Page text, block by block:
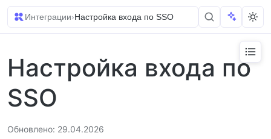
Интеграции›Настройка входа по SSO
Настройка входа по
SSO
Обновлено: 29.04.2026